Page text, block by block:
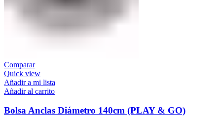
Comparar
Quick view
Añadir a mi lista
Añadir al carrito
Bolsa Anclas Diámetro 140cm (PLAY & GO)